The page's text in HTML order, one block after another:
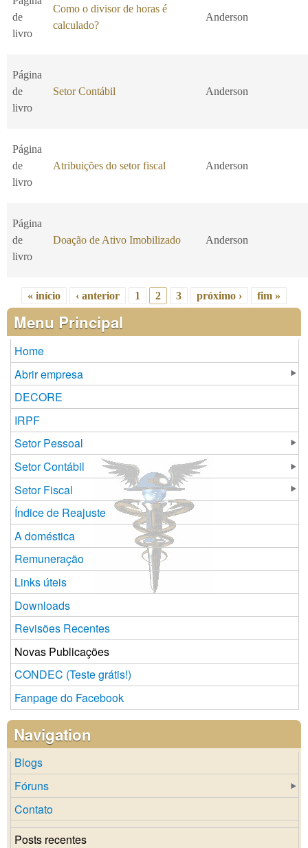
de
livro
Como o divisor de horas é
calculado?
Anderson
Página
de
livro
Setor Contábil Anderson
Página
de
livro
Atribuições do setor fiscal Anderson
Página
de
livro
Doação de Ativo Imobilizado Anderson
Páginas
« início ‹ anterior 1 2 3 próximo › fim »
Menu Principal
Home
Abrir empresa
DECORE
IRPF
Setor Pessoal
Setor Contábil
Setor Fiscal
Índice de Reajuste
A doméstica
Remuneração
Links úteis
Downloads
Revisões Recentes
Novas Publicações
CONDEC (Teste grátis!)
Fanpage do Facebook
Navigation
Blogs
Fóruns
Contato
Posts recentes